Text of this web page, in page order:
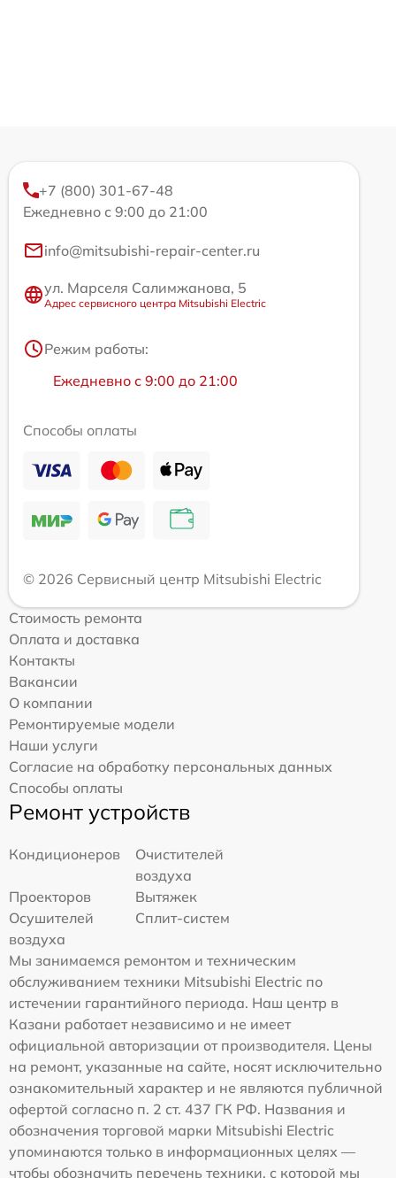
+7 (800) 301-67-48
Ежедневно с 9:00 до 21:00
info@mitsubishi-repair-center.ru
ул. Марселя Салимжанова, 5
Адрес сервисного центра Mitsubishi Electric
Режим работы:
Ежедневно с 9:00 до 21:00
Способы оплаты
© 2026 Сервисный центр Mitsubishi Electric
Стоимость ремонта
Оплата и доставка
Контакты
Вакансии
О компании
Ремонтируемые модели
Наши услуги
Согласие на обработку персональных данных
Способы оплаты
Ремонт устройств
Кондиционеров
Очистителей
воздуха
Проекторов
Вытяжек
Осушителей
воздуха
Сплит-систем
Мы занимаемся ремонтом и техническим
обслуживанием техники Mitsubishi Electric по
истечении гарантийного периода. Наш центр в
Казани работает независимо и не имеет
официальной авторизации от производителя. Цены
на ремонт, указанные на сайте, носят исключительно
ознакомительный характер и не являются публичной
офертой согласно п. 2 ст. 437 ГК РФ. Названия и
обозначения торговой марки Mitsubishi Electric
упоминаются только в информационных целях —
чтобы обозначить перечень техники, с которой мы